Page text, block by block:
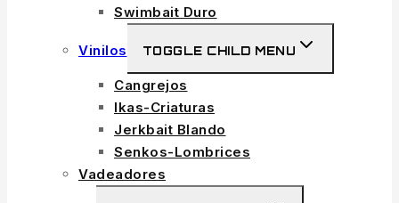
Swimbait Duro
Vinilos TOGGLE CHILD MENU
Cangrejos
Ikas-Criaturas
Jerkbait Blando
Senkos-Lombrices
Vadeadores